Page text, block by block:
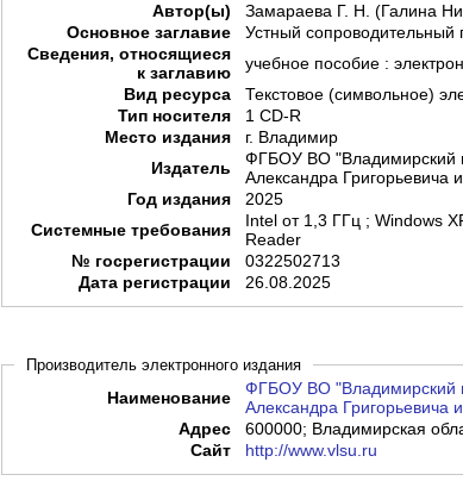
Автор(ы)
Замараева Г. Н. (Галина
Основное заглавие
Устный сопроводительный
Сведения, относящиеся
к заглавию
учебное пособие :
Вид ресурса
Текстовое (символьное)
Тип носителя
1 CD-R
Место издания
г. Владимир
Издатель
ФГБОУ ВО "Владимирский
Александра Григорьевича
Год издания
2025
Системные требования
Intel от 1,3 ГГц ; Windows
Reader
№ госрегистрации
0322502713
Дата регистрации
26.08.2025
Производитель электронного издания
Наименование
ФГБОУ ВО "Владимирский
Александра Григорьевича
Адрес
600000; Владимирская
Сайт
http://www.vlsu.ru